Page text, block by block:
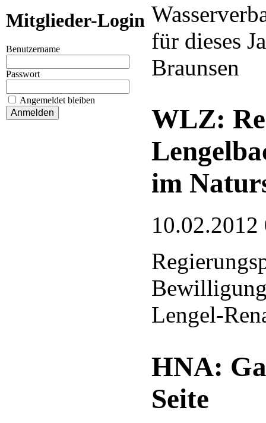
Mitglieder-Login
Benutzername
Passwort
Angemeldet bleiben
für dieses
Braunsen
WLZ:
im
10.02.2012
Lengel-
HNA:
Seite